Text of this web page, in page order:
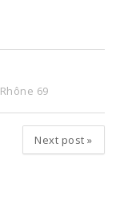
Rhône 69
Next post »